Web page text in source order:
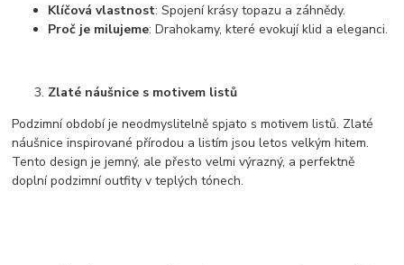
Klíčová vlastnost: Spojení krásy topazu a záhnědy.
Proč je milujeme: Drahokamy, které evokují klid a eleganci.
Zlaté náušnice s motivem listů
Podzimní období je neodmyslitelně spjato s motivem listů. Zlaté
náušnice inspirované přírodou a listím jsou letos velkým hitem.
Tento design je jemný, ale přesto velmi výrazný, a perfektně
doplní podzimní outfity v teplých tónech.